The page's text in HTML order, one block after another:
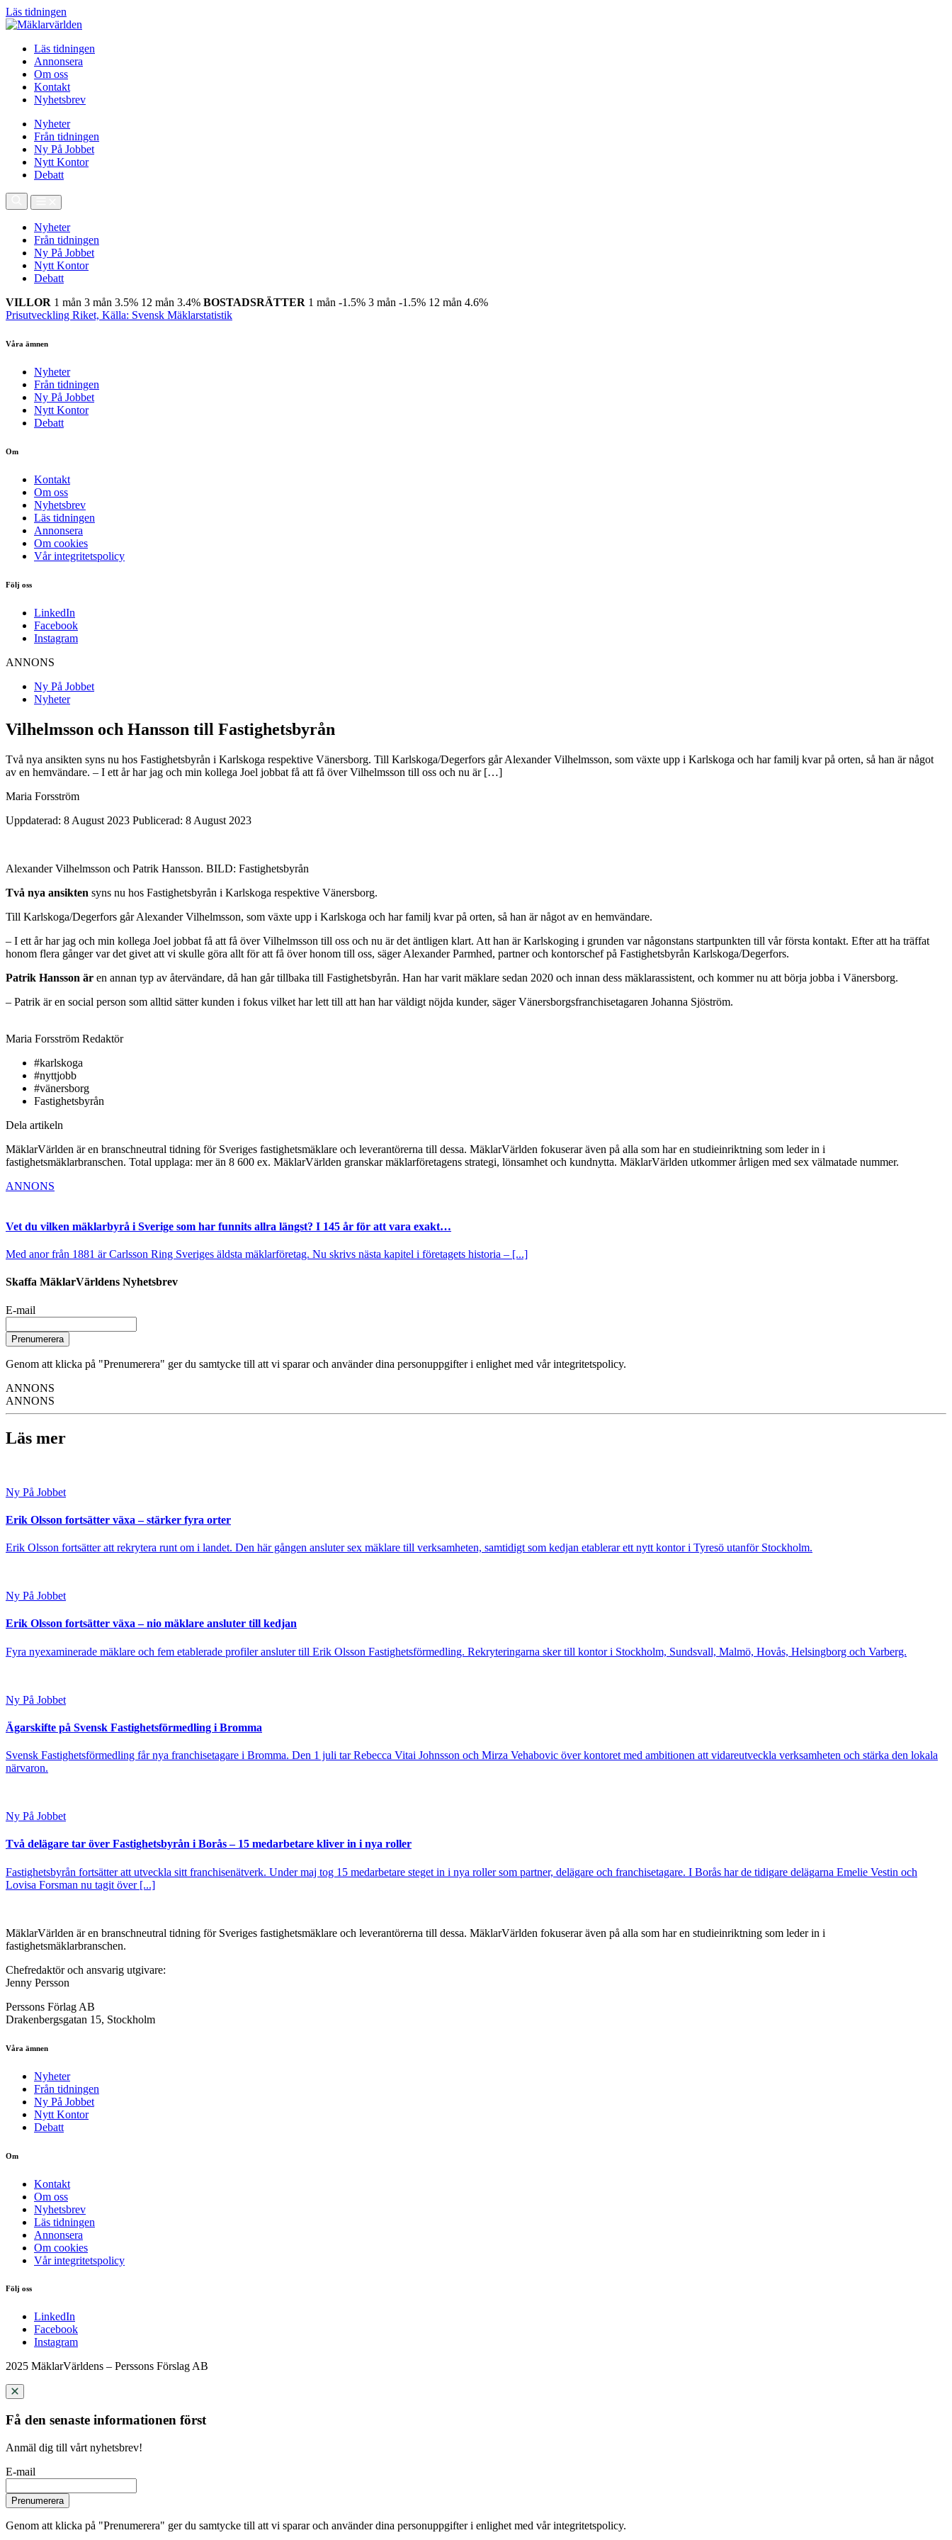
Läs tidningen
Läs tidningen
Annonsera
Om oss
Kontakt
Nyhetsbrev
Nyheter
Från tidningen
Ny På Jobbet
Nytt Kontor
Debatt
Nyheter
Från tidningen
Ny På Jobbet
Nytt Kontor
Debatt
VILLOR 1 mån 3 mån 3.5% 12 mån 3.4% BOSTADSRÄTTER 1 mån -1.5% 3 mån -1.5% 12 mån 4.6%
Prisutveckling Riket, Källa: Svensk Mäklarstatistik
Våra ämnen
Nyheter
Från tidningen
Ny På Jobbet
Nytt Kontor
Debatt
Om
Kontakt
Om oss
Nyhetsbrev
Läs tidningen
Annonsera
Om cookies
Vår integritetspolicy
Följ oss
LinkedIn
Facebook
Instagram
ANNONS
Ny På Jobbet
Nyheter
Vilhelmsson och Hansson till Fastighetsbyrån
Två nya ansikten syns nu hos Fastighetsbyrån i Karlskoga respektive Vänersborg. Till Karlskoga/Degerfors går Alexander Vilhelmsson, som växte upp i Karlskoga och har familj kvar på orten, så han är något
av en hemvändare. – I ett år har jag och min kollega Joel jobbat få att få över Vilhelmsson till oss och nu är […]
Maria Forsström
Uppdaterad: 8 August 2023 Publicerad: 8 August 2023
Alexander Vilhelmsson och Patrik Hansson. BILD: Fastighetsbyrån
Två nya ansikten syns nu hos Fastighetsbyrån i Karlskoga respektive Vänersborg.
Till Karlskoga/Degerfors går Alexander Vilhelmsson, som växte upp i Karlskoga och har familj kvar på orten, så han är något av en hemvändare.
– I ett år har jag och min kollega Joel jobbat få att få över Vilhelmsson till oss och nu är det äntligen klart. Att han är Karlskoging i grunden var någonstans startpunkten till vår första kontakt. Efter att ha träffat
honom flera gånger var det givet att vi skulle göra allt för att få över honom till oss, säger Alexander Parmhed, partner och kontorschef på Fastighetsbyrån Karlskoga/Degerfors.
Patrik Hansson är en annan typ av återvändare, då han går tillbaka till Fastighetsbyrån. Han har varit mäklare sedan 2020 och innan dess mäklarassistent, och kommer nu att börja jobba i Vänersborg.
– Patrik är en social person som alltid sätter kunden i fokus vilket har lett till att han har väldigt nöjda kunder, säger Vänersborgsfranchisetagaren Johanna Sjöström.
Maria Forsström Redaktör
#karlskoga
#nyttjobb
#vänersborg
Fastighetsbyrån
Dela artikeln
MäklarVärlden är en branschneutral tidning för Sveriges fastighetsmäklare och leverantörerna till dessa. MäklarVärlden fokuserar även på alla som har en studieinriktning som leder in i
fastighetsmäklarbranschen. Total upplaga: mer än 8 600 ex. MäklarVärlden granskar mäklarföretagens strategi, lönsamhet och kundnytta. MäklarVärlden utkommer årligen med sex välmatade nummer.
ANNONS
Vet du vilken mäklarbyrå i Sverige som har funnits allra längst? I 145 år för att vara exakt…
Med anor från 1881 är Carlsson Ring Sveriges äldsta mäklarföretag. Nu skrivs nästa kapitel i företagets historia – [...]
Skaffa MäklarVärldens Nyhetsbrev
E-mail
Prenumerera
Genom att klicka på "Prenumerera" ger du samtycke till att vi sparar och använder dina personuppgifter i enlighet med vår integritetspolicy.
ANNONS
ANNONS
Läs mer
Ny På Jobbet
Erik Olsson fortsätter växa – stärker fyra orter
Erik Olsson fortsätter att rekrytera runt om i landet. Den här gången ansluter sex mäklare till verksamheten, samtidigt som kedjan etablerar ett nytt kontor i Tyresö utanför Stockholm.
Ny På Jobbet
Erik Olsson fortsätter växa – nio mäklare ansluter till kedjan
Fyra nyexaminerade mäklare och fem etablerade profiler ansluter till Erik Olsson Fastighetsförmedling. Rekryteringarna sker till kontor i Stockholm, Sundsvall, Malmö, Hovås, Helsingborg och Varberg.
Ny På Jobbet
Ägarskifte på Svensk Fastighetsförmedling i Bromma
Svensk Fastighetsförmedling får nya franchisetagare i Bromma. Den 1 juli tar Rebecca Vitai Johnsson och Mirza Vehabovic över kontoret med ambitionen att vidareutveckla verksamheten och stärka den lokala
närvaron.
Ny På Jobbet
Två delägare tar över Fastighetsbyrån i Borås – 15 medarbetare kliver in i nya roller
Fastighetsbyrån fortsätter att utveckla sitt franchisenätverk. Under maj tog 15 medarbetare steget in i nya roller som partner, delägare och franchisetagare. I Borås har de tidigare delägarna Emelie Vestin och
Lovisa Forsman nu tagit över [...]
MäklarVärlden är en branschneutral tidning för Sveriges fastighetsmäklare och leverantörerna till dessa. MäklarVärlden fokuserar även på alla som har en studieinriktning som leder in i
fastighetsmäklarbranschen.
Chefredaktör och ansvarig utgivare:
Jenny Persson
Perssons Förlag AB
Drakenbergsgatan 15, Stockholm
Våra ämnen
Nyheter
Från tidningen
Ny På Jobbet
Nytt Kontor
Debatt
Om
Kontakt
Om oss
Nyhetsbrev
Läs tidningen
Annonsera
Om cookies
Vår integritetspolicy
Följ oss
LinkedIn
Facebook
Instagram
2025 MäklarVärldens – Perssons Förslag AB
Få den senaste informationen först
Anmäl dig till vårt nyhetsbrev!
E-mail
Prenumerera
Genom att klicka på "Prenumerera" ger du samtycke till att vi sparar och använder dina personuppgifter i enlighet med vår integritetspolicy.